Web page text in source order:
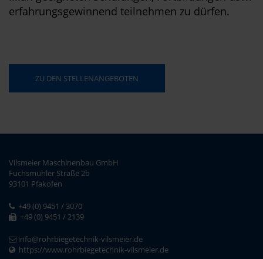
erfahrungsgewinnend teilnehmen zu dürfen.
ZU DEN STELLENANGEBOTEN
Vilsmeier Maschinenbau GmbH
Fuchsmühler Straße 2b
93101 Pfakofen
+49 (0) 9451 / 3070
+49 (0) 9451 / 2139
info@rohrbiegetechnik-vilsmeier.de
https://www.rohrbiegetechnik-vilsmeier.de